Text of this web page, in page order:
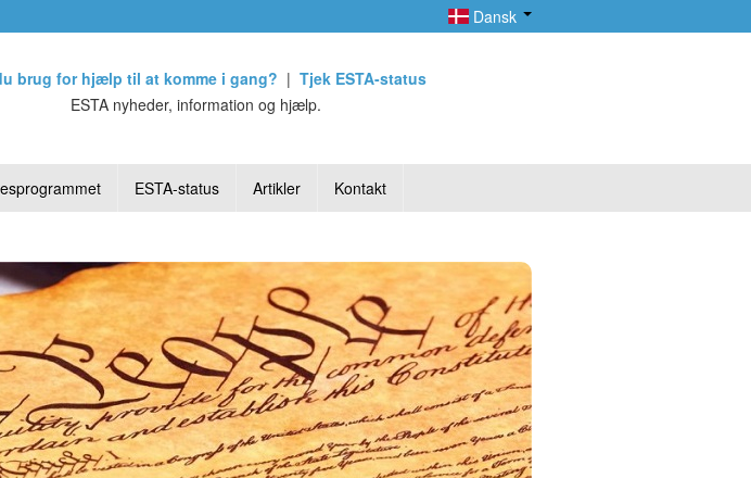
Dansk
brug for hjælp til at komme i gang? | Tjek ESTA-status
ESTA nyheder, information og hjælp.
ESTA-status Artikler Kontakt